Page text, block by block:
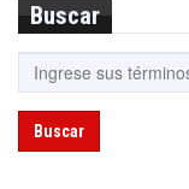
Buscar
Buscar